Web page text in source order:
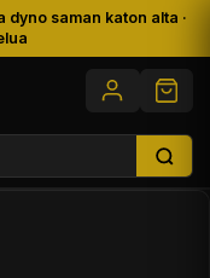
saman katon alta ·